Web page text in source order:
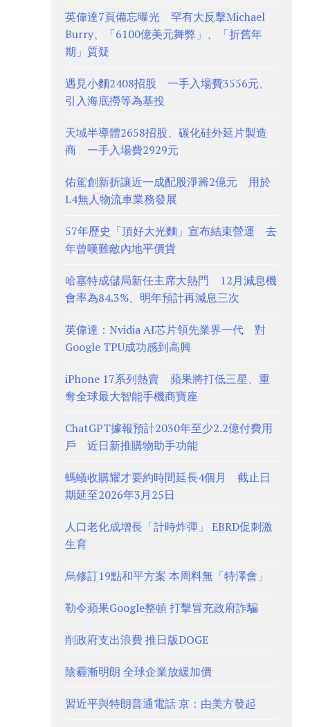
英偉達7頁備忘曝光 罕有大反擊Michael
Burry、「6100億美元舞弊」、「折舊年
期」質疑
遇見小麵2408招股 一手入場費3556元、
引入海底撈等為基投
天域半導體2658招股、碳化硅外延片製造
商 一手入場費2929元
佑駕創新折讓近一成配股淨籌2億元 用於
L4無人物流車業務發展
57年歷史「頂好大光麵」宣布結束營運 去
年曾嘆難敵內地平價貨
哈塞特成儲局新任主席大熱門 12月減息機
會率為84.3%、明年預計再減息三次
英偉達：Nvidia AI芯片領先業界一代 對
Google TPU成功感到高興
iPhone 17系列熱賣 蘋果將打低三星、重
奪全球最大智能手機商寶座
ChatGPT據報預計2030年至少2.2億付費用
戶 近日新推購物助手功能
螞蟻收購耀才要約時間延長4個月 截止日
期延至2026年3月25日
人口老化成增長「計時炸彈」 EBRD促刺激
生育
烏修訂19點和平方案 本周料無「特澤會」
勒令蘋果Google整頓 打擊冒充政府詐騙
削政府支出浪費 推日版DOGE
陰霾漸明朗 全球企業放緩加價
習近平與特朗普通電話 京：由美方發起